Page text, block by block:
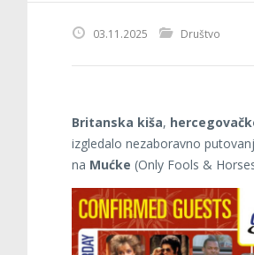
03.11.2025 Društvo
Britanska kiša,
izgledalo nezaboravno
na Mućke (Only Fools &